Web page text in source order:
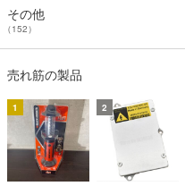
その他
（152）
売れ筋の製品
1 2